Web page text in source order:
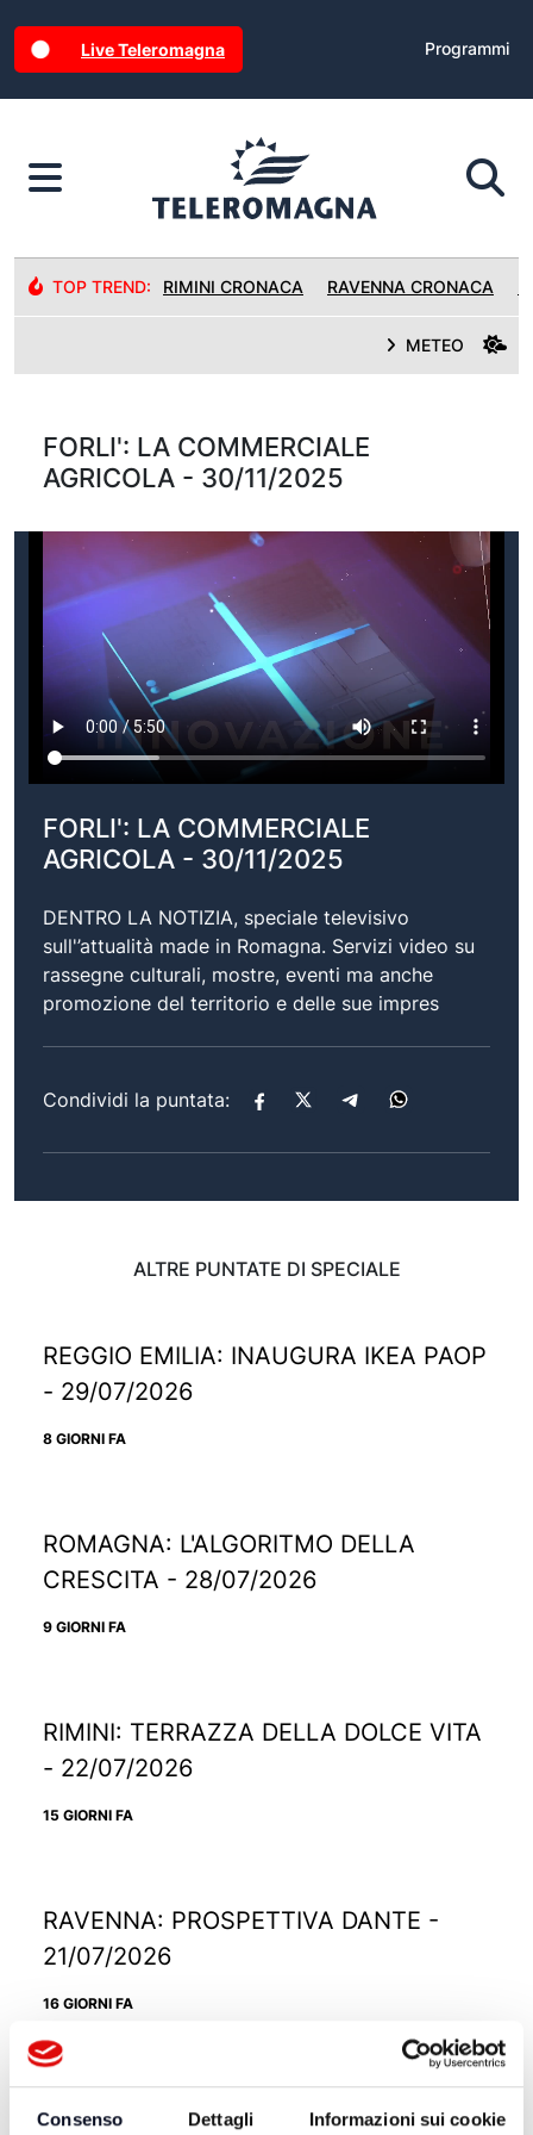
Consenso Dettagli Informazioni sui cookie
Live Teleromagna Programmi
TOP TREND: RIMINI CRONACA RAVENNA CRONACA
METEO
FORLI': LA COMMERCIALE
AGRICOLA - 30/11/2025
FORLI': LA COMMERCIALE
AGRICOLA - 30/11/2025
DENTRO LA NOTIZIA, speciale televisivo
sull'’attualità made in Romagna. Servizi video su
rassegne culturali, mostre, eventi ma anche
promozione del territorio e delle sue impres
Condividi la puntata:
ALTRE PUNTATE DI SPECIALE
REGGIO EMILIA: INAUGURA IKEA PAOP
- 29/07/2026
8 GIORNI FA
ROMAGNA: L'ALGORITMO DELLA
CRESCITA - 28/07/2026
9 GIORNI FA
RIMINI: TERRAZZA DELLA DOLCE VITA
- 22/07/2026
15 GIORNI FA
RAVENNA: PROSPETTIVA DANTE -
21/07/2026
16 GIORNI FA
RICCIONE: TRAMONTO DIVINO -